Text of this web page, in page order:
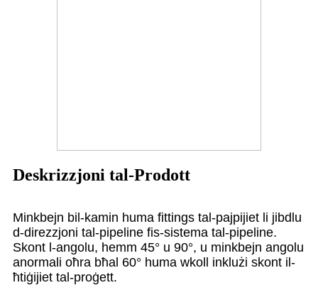
Deskrizzjoni tal-Prodott
Minkbejn bil-kamin huma fittings tal-pajpijiet li jibdlu
d-direzzjoni tal-pipeline fis-sistema tal-pipeline.
Skont l-angolu, hemm 45° u 90°, u minkbejn angolu
anormali oħra bħal 60° huma wkoll inklużi skont il-
ħtiġijiet tal-proġett.